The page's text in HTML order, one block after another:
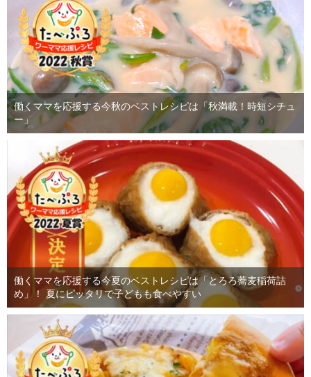
働くママを応援する今秋のベストレシピは「秋満載！時短シチュ
ー」
働くママを応援する今夏のベストレシピは「とろろ蕎麦稲荷詰
め」！ 夏にピッタリで子どもも食べやすい